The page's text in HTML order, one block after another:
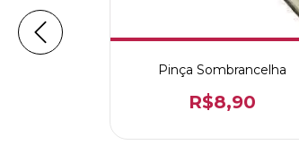
Pinça Sombrancelha
R$8,90